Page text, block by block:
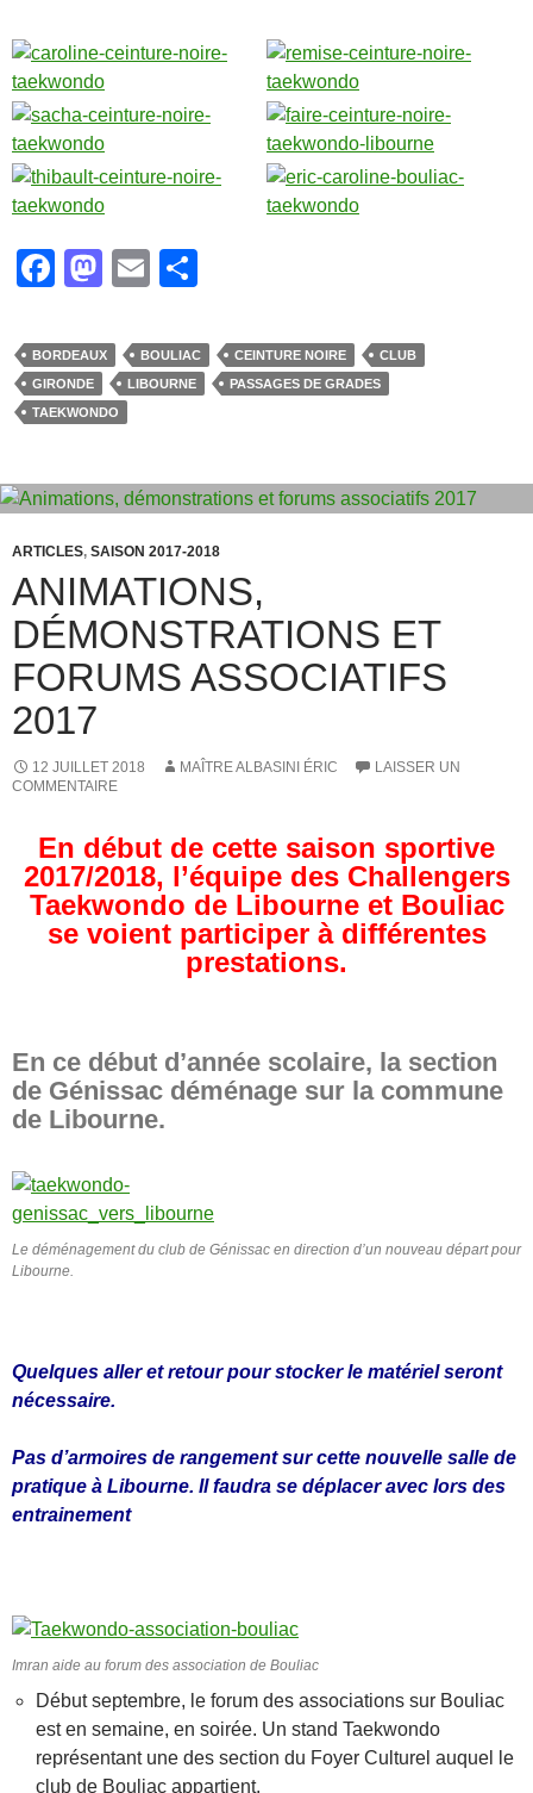
F
c
e
b
o
k
M
st
o
d
n
E
ail ta
g
BORDEAUX BOULIAC CEINTURE NOIRE
CLUB
GIRONDE
LIBOURNE
PASSAGES DE GRADES
TAEKWONDO
ARTICLES, SAISON 2017-2018
ANIMATIONS,
DÉMONSTRATIONS ET
FORUMS ASSOCIATIFS
2017
12 JUILLET 2018 MAÎTRE ALBASINI ÉRIC
LAISSER UN
COMMENTAIRE
En début de cette saison sportive
2017/2018, l’équipe des Challengers
Taekwondo de Libourne et Bouliac
se voient participer à différentes
prestations.
En ce début d’année scolaire, la section
de Génissac déménage sur la commune
de Libourne.
Le déménagement du club de Génissac en direction d’un nouveau départ pour
Libourne.
Quelques aller et retour pour stocker le matériel seront
nécessaire.
Pas d’armoires de rangement sur cette nouvelle salle de
pratique à Libourne. Il faudra se déplacer avec lors des
entrainement
Imran aide au forum des association de Bouliac
Début septembre, le forum des associations sur Bouliac
est en semaine, en soirée. Un stand Taekwondo
représentant une des section du Foyer Culturel auquel le
club de Bouliac appartient.